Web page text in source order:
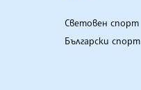
Световен спорт
Български спорт